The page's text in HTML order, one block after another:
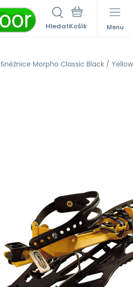
Hledat Menu
Sněžnice Morpho Classic Black /